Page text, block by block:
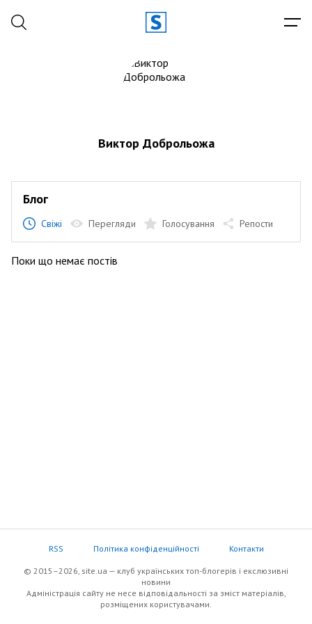
Виктор Доброльожа
Блог
Свіжі Перегляди Голосування Репости
Поки що немає постів
RSS Політика конфіденційності Контакти
© 2015–2026, site.ua — клуб українських топ-блогерів i екслюзивнi
новини
Адміністрація сайту не несе відповідальності за зміст матеріалів,
розміщених користувачами.